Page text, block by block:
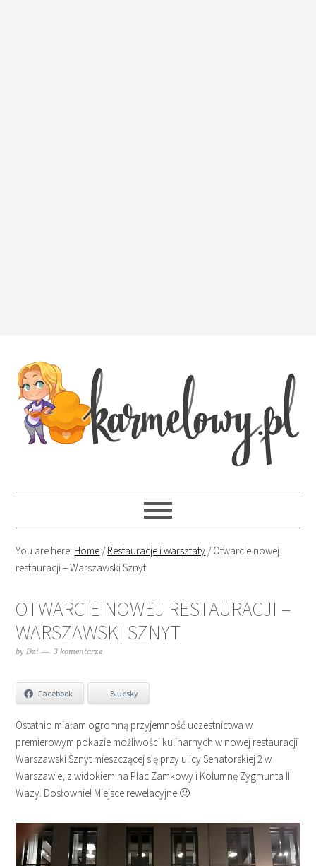
You are here: Home /Restauracje i warsztaty /Otwarcie nowej
restauracji – Warszawski Sznyt
OTWARCIE NOWEJ RESTAURACJI –
WARSZAWSKI SZNYT
byDzi 3 komentarze
Facebook Bluesky
Ostatnio miałam ogromną przyjemność uczestnictwa w
premierowym pokazie możliwości kulinarnych w nowej restauracji
Warszawski Sznyt mieszczącej się przy ulicy Senatorskiej 2 w
Warszawie, z widokiem na Plac Zamkowy i Kolumnę Zygmunta III
Wazy. Dosłownie! Miejsce rewelacyjne 🙂